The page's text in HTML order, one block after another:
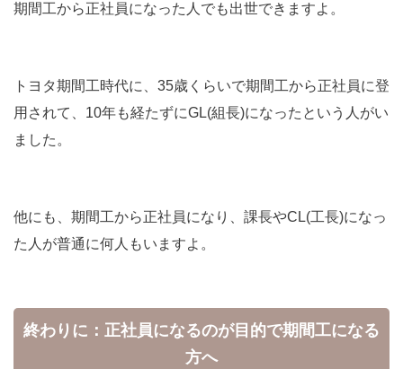
期間工から正社員になった人でも出世できますよ。
トヨタ期間工時代に、35歳くらいで期間工から正社員に登
用されて、10年も経たずにGL(組長)になったという人がい
ました。
他にも、期間工から正社員になり、課長やCL(工長)になっ
た人が普通に何人もいますよ。
終わりに：正社員になるのが目的で期間工になる
方へ